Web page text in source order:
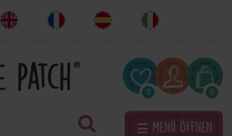
0
☰ Menü öffnen